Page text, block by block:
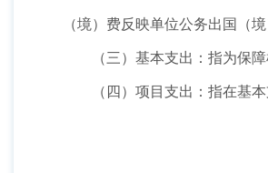
（境）费反映单位公务出国（
（三）基本支出：指为保
（四）项目支出：指在基